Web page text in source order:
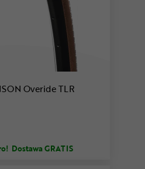
Overide TLR
Dostawa GRATIS